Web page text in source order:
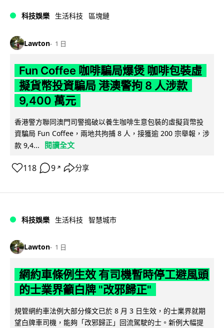
科技娛樂 生活科技 區塊鏈
Lawton 1 日
Fun Coffee 咖啡騙局爆煲 咖啡包裝虛
擬貨幣投資騙局 港澳警拘 8 人涉款
9,400 萬元
香港警方聯同澳門司警搗破以養生咖啡生意包裝的虛擬貨幣投
資騙局 Fun Coffee，兩地共拘捕 8 人，接獲逾 200 宗舉報，涉
款 9,4...
閱讀全文
118 9 ↗ 分享
科技娛樂 生活科技 智慧城市
Lawton 1 日
網約車條例生效 有司機暫時停工避風頭
的士業界籲白牌 "改邪歸正"
規管網約車法例大部分條文已於 8 月 3 日生效，的士業界就期
望白牌車司機，能夠「改邪歸正」回流駕駛的士。新例大幅提